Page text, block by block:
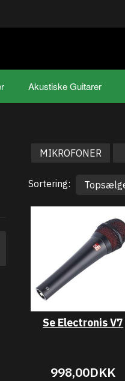
Akustiske Guitarer
MIKROFONER
Sortering:
Se Electronis V7
998,00DKK